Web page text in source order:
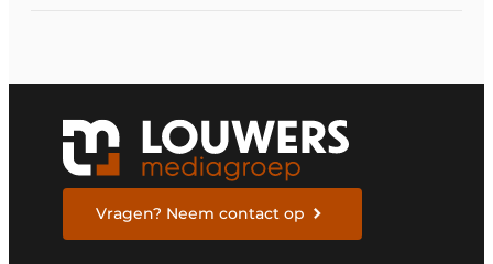
Vragen? Neem contact op